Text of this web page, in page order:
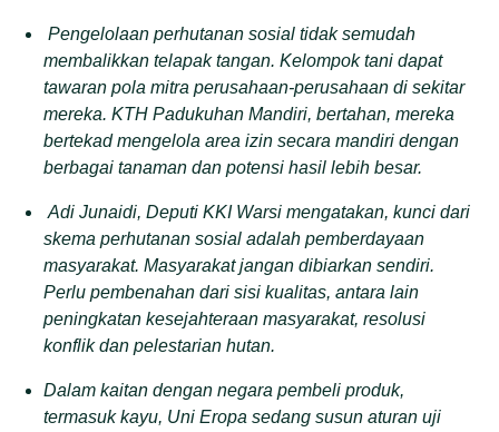
Pengelolaan perhutanan sosial tidak semudah
membalikkan telapak tangan. Kelompok tani dapat
tawaran pola mitra perusahaan-perusahaan di sekitar
mereka. KTH Padukuhan Mandiri, bertahan, mereka
bertekad mengelola area izin secara mandiri dengan
berbagai tanaman dan potensi hasil lebih besar.
Adi Junaidi, Deputi KKI Warsi mengatakan, kunci dari
skema perhutanan sosial adalah pemberdayaan
masyarakat. Masyarakat jangan dibiarkan sendiri.
Perlu pembenahan dari sisi kualitas, antara lain
peningkatan kesejahteraan masyarakat, resolusi
konflik dan pelestarian hutan.
Dalam kaitan dengan negara pembeli produk,
termasuk kayu, Uni Eropa sedang susun aturan uji